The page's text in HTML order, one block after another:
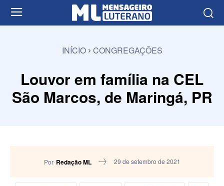
INÍCIO CONGREGAÇÕES
Louvor em família na CEL
São Marcos, de Maringá, PR
Por Redação ML 29 de setembro de 2021